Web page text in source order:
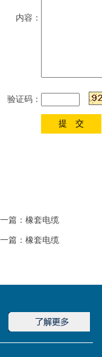
内容：
验证码：
一篇： 橡套电缆
篇： 橡套电缆